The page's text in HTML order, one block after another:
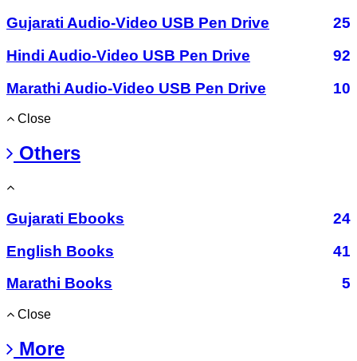
Gujarati Audio-Video USB Pen Drive
25
Hindi Audio-Video USB Pen Drive
92
Marathi Audio-Video USB Pen Drive
10
Close
Others
Gujarati Ebooks
24
English Books
41
Marathi Books
5
Close
More